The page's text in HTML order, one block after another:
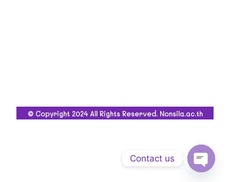
© Copyright 2024 All Rights Reserved. Nonsila.ac.th
Contact us